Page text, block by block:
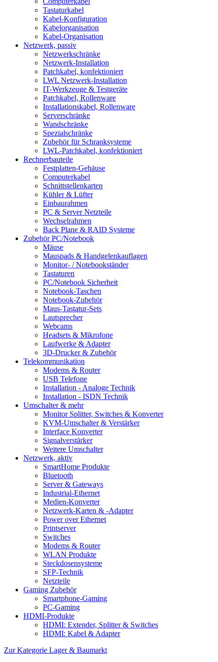
Tastaturkabel
Kabel-Konfiguration
Kabelorganisation
Kabel-Organisation
Netzwerk, passiv
Netzwerkschränke
Netzwerk-Installation
Patchkabel, konfektioniert
LWL Netzwerk-Installation
IT-Werkzeuge & Testgeräte
Patchkabel, Rollenware
Installationskabel, Rollenware
Serverschränke
Wandschränke
Spezialschränke
Zubehör für Schranksysteme
LWL-Patchkabel, konfektioniert
Rechnerbauteile
Festplatten-Gehäuse
Computerkabel
Schnittstellenkarten
Kühler & Lüfter
Einbaurahmen
PC & Server Netzteile
Wechselrahmen
Back Plane & RAID Systeme
Zubehör PC/Notebook
Mäuse
Mauspads & Handgelenkauflagen
Monitor- / Notebookständer
Tastaturen
PC/Notebook Sicherheit
Notebook-Taschen
Notebook-Zubehör
Maus-Tastatur-Sets
Lautsprecher
Webcams
Headsets & Mikrofone
Laufwerke & Adapter
3D-Drucker & Zubehör
Telekommunikation
Modems & Router
USB Telefone
Installation - Analoge Technik
Installation - ISDN Technik
Umschalter & mehr
Monitor Splitter, Switches & Konverter
KVM-Umschalter & Verstärker
Interface Konverter
Signalverstärker
Weitere Umschalter
Netzwerk, aktiv
SmartHome Produkte
Bluetooth
Server & Gateways
Industrial-Ethernet
Medien-Konverter
Netzwerk-Karten & -Adapter
Power over Ethernet
Printserver
Switches
Modems & Router
WLAN Produkte
Steckdosensysteme
SFP-Technik
Netzteile
Gaming Zubehör
Smartphone-Gaming
PC-Gaming
HDMI-Produkte
HDMI: Extender, Splitter & Switches
HDMI: Kabel & Adapter
Zur Kategorie Lager & Baumarkt